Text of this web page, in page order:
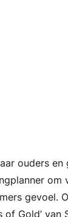
ouders
gevoel.
Gold’ van